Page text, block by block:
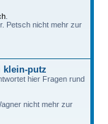
Petsch nicht mehr zur
klein-putz
hier Fragen rund
nicht mehr zur